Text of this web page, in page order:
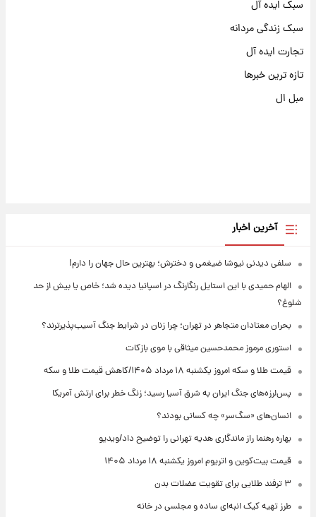
سبک ایده آل
سبک زندگی مردانه
تجارت ایده آل
تازه ترین خبرها
مبل ال
آخرین اخبار
سلفی دیدنی نیوشا ضیغمی و دخترش؛ بهترین حال جهان را دارم!
الهام حمیدی با این استایل رنگارنگ در اسپانیا دیده شد؛ خاص یا بیش از حد
شلوغ؟
بحران معتادان متجاهر در تهران؛ چرا زنان در شرایط جنگ آسیب‌پذیرترند؟
استوری مرموز محمدحسین میثاقی با موی بازکات
قیمت طلا و سکه امروز یکشنبه ۱۸ مرداد ۱۴۰۵/کاهش قیمت طلا و سکه
پس‌لرزه‌های جنگ ایران به شرق آسیا رسید؛ زنگ خطر برای ارتش آمریکا
انسان‌های «سگ‌سر» چه کسانی بودند؟
بهاره رهنما راز ماندگاری هدیه تهرانی را توضیح داد/ویدیو
قیمت بیت‌کوین و اتریوم امروز یکشنبه ۱۸ مرداد ۱۴۰۵
۳ ترفند طلایی برای تقویت عضلات بدن
طرز تهیه کیک انبه‌ای ساده و مجلسی در خانه